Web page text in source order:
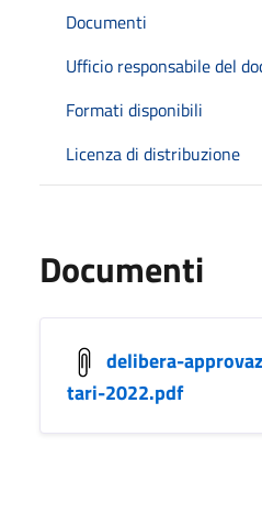
Documenti
Ufficio responsabile del
Formati disponibili
Licenza di distribuzione
Documenti
delibera-
tari-2022.pdf